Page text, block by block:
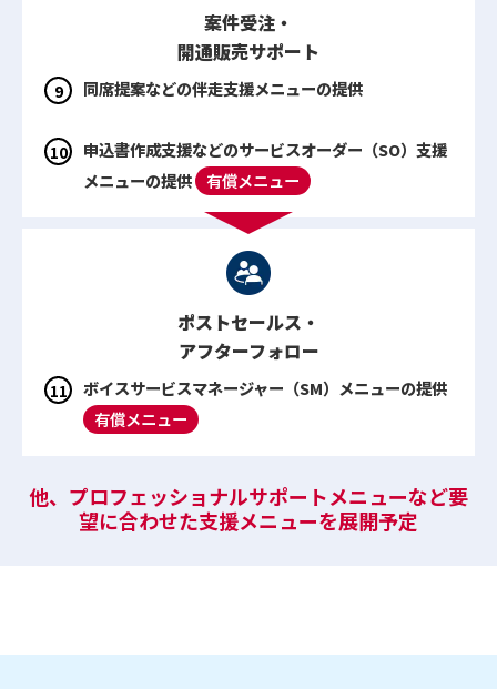
案件受注・
開通販売サポート
同席提案などの伴走支援メニューの提供
申込書作成支援などのサービスオーダー（SO）支援
メニューの提供
有償メニュー
ポストセールス・
アフターフォロー
ボイスサービスマネージャー（SM）メニューの提供
有償メニュー
他、プロフェッショナルサポートメニューなど要
望に合わせた支援メニューを展開予定